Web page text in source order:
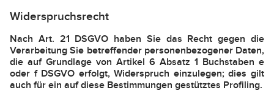
Widerspruchsrecht
Nach Art. 21 DSGVO haben Sie das Recht gegen die
Verarbeitung Sie betreffender personenbezogener Daten,
die auf Grundlage von Artikel 6 Absatz 1 Buchstaben e
oder f DSGVO erfolgt, Widerspruch einzulegen; dies gilt
auch für ein auf diese Bestimmungen gestütztes Profiling.